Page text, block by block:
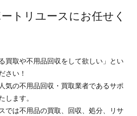
トリユースにお任せく
買取や不用品回収をして欲しい」とい
さい！
気の不用品回収・買取業者であるサポ
します。
では不用品の買取、回収、処分、リサ